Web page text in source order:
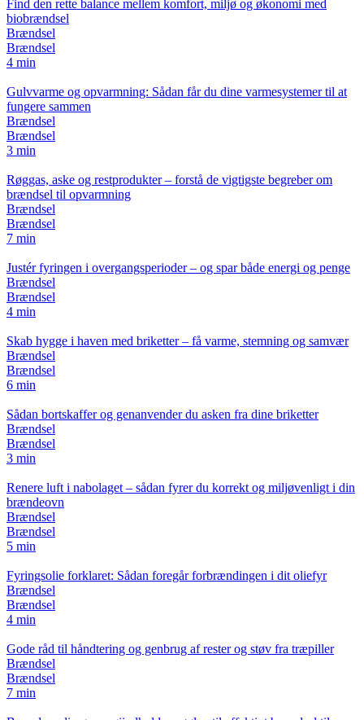
Find den rette balance mellem komfort, miljø og økonomi med
biobrændsel
Brændsel
Brændsel
4 min
Gulvvarme og opvarmning: Sådan får du dine varmesystemer til at
fungere sammen
Brændsel
Brændsel
3 min
Røggas, aske og restprodukter – forstå de vigtigste begreber om
brændsel til opvarmning
Brændsel
Brændsel
7 min
Justér fyringen i overgangsperioder – og spar både energi og penge
Brændsel
Brændsel
4 min
Skab hygge i haven med briketter – få varme, stemning og samvær
Brændsel
Brændsel
6 min
Sådan bortskaffer og genanvender du asken fra dine briketter
Brændsel
Brændsel
3 min
Renere luft i nabolaget – sådan fyrer du korrekt og miljøvenligt i din
brændeovn
Brændsel
Brændsel
5 min
Fyringsolie forklaret: Sådan foregår forbrændingen i dit oliefyr
Brændsel
Brændsel
4 min
Gode råd til håndtering og genbrug af rester og støv fra træpiller
Brændsel
Brændsel
7 min